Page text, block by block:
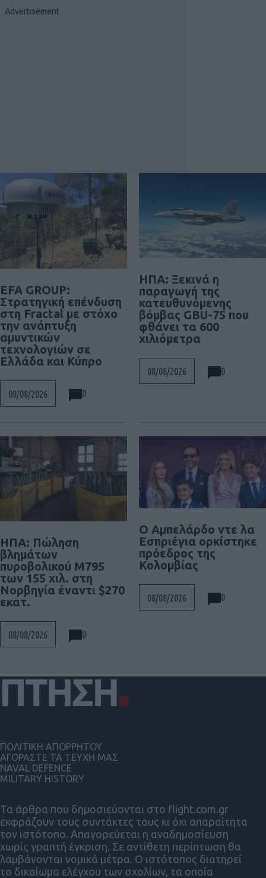
EFA GROUP:
Στρατηγική επένδυση
στη Fractal με στόχο
την ανάπτυξη
αμυντικών
τεχνολογιών σε
Ελλάδα και Κύπρο
08/08/2026 0
ΗΠΑ: Ξεκινά η
παραγωγή της
κατευθυνόμενης
βόμβας GBU-75 που
φθάνει τα 600
χιλιόμετρα
08/08/2026 0
ΗΠΑ: Πώληση
βλημάτων
πυροβολικού M795
των 155 χιλ. στη
Νορβηγία έναντι $270
εκατ.
08/08/2026 0
Ο Αμπελάρδο ντε λα
Εσπριέγια ορκίστηκε
πρόεδρος της
Κολομβίας
08/08/2026 0
Τα άρθρα που δημοσιεύονται στο flight.com.gr
εκφράζουν τους συντάκτες τους κι όχι απαραίτητα
τον ιστότοπο. Απαγορεύεται η αναδημοσίευση
χωρίς γραπτή έγκριση. Σε αντίθετη περίπτωση θα
λαμβάνονται νομικά μέτρα. Ο ιστότοπος διατηρεί
το δικαίωμα ελέγχου των σχολίων, τα οποία
ΠΟΛΙΤΙΚΗ ΑΠΟΡΡΗΤΟΥ
ΑΓΟΡΑΣΤΕ ΤΑ ΤΕΥΧΗ ΜΑΣ
NAVAL DEFENCE
MILITARY HISTORY